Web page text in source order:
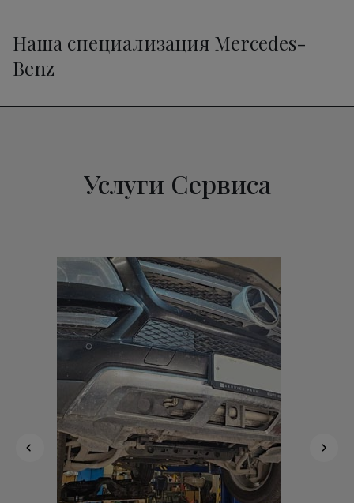
Наша специализация Mercedes-
Benz
Услуги Сервиса